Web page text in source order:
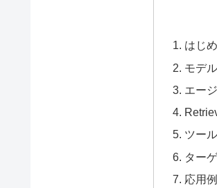
はじ
モデ
エー
ツー
ター
応用